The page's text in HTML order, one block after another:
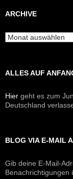
ARCHIVE
Archive
ALLES AUF
Hier geht es zum
Deutschland
BLOG VIA E-MAIL
Gib deine E-Mail-
Benachrichtigungen